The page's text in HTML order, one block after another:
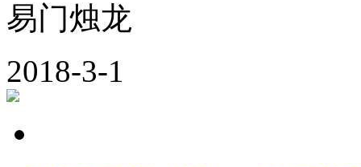
易门烛龙
2018-3-1